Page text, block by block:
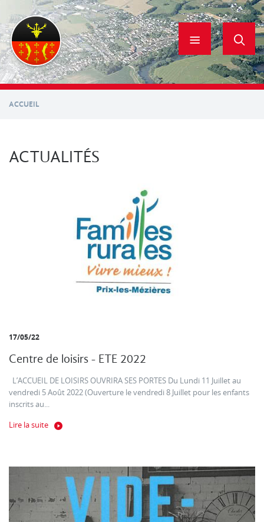
contenu
principal
ACCUEIL
ACTUALITÉS
17/05/22
Centre de loisirs - ETE 2022
L’ACCUEIL DE LOISIRS OUVRIRA SES PORTES Du Lundi 11 Juillet au
vendredi 5 Août 2022 (Ouverture le vendredi 8 Juillet pour les enfants
inscrits au...
Lire la suite